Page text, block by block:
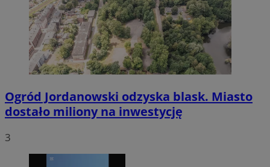
Ogród Jordanowski odzyska blask. Miasto
dostało miliony na inwestycję
3